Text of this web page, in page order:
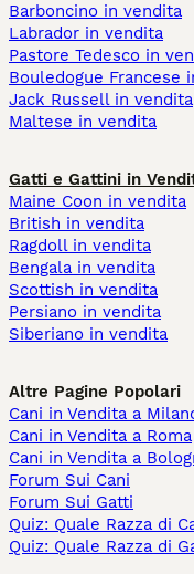
Barboncino in vendita
Labrador in vendita
Pastore Tedesco in
Bouledogue Francese
Jack Russell in vendita
Maltese in vendita
Gatti e Gattini in
Maine Coon in vendita
British in vendita
Ragdoll in vendita
Bengala in vendita
Scottish in vendita
Persiano in vendita
Siberiano in vendita
Altre Pagine Popolari
Cani in Vendita a
Cani in Vendita a Roma
Cani in Vendita a
Forum Sui Cani
Forum Sui Gatti
Quiz: Quale Razza di
Quiz: Quale Razza di